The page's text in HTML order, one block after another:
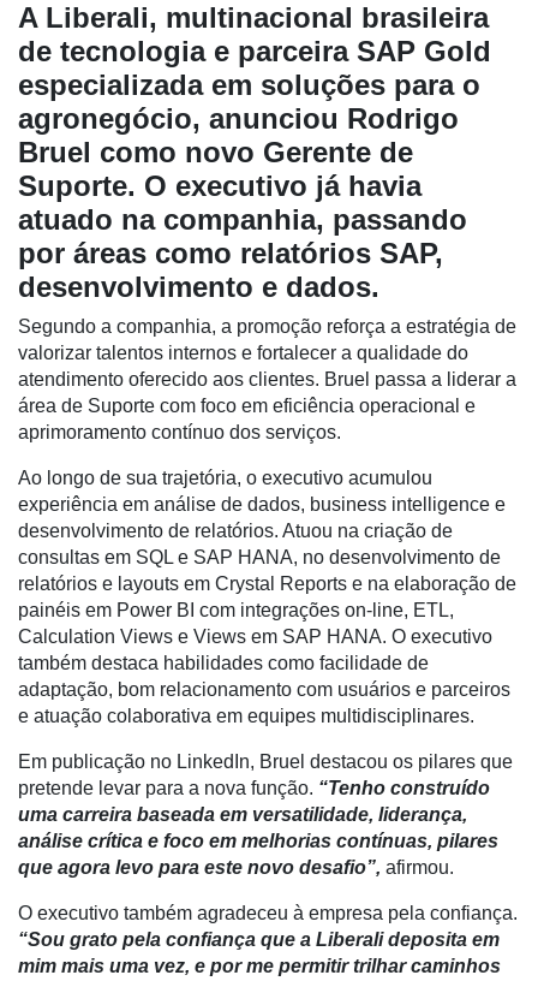
Cadastre-
se
Minha
conta
Notícias
Destaque
Mercado
Troca
de
Cadeira
Artigos
Agenda
Agricultura
de
Precisão
Automação
e
Robótica
Conectividade
Dados
e
Análise
A Liberali, multinacional brasileira
de tecnologia e parceira SAP Gold
especializada em soluções para o
agronegócio, anunciou Rodrigo
Bruel como novo Gerente de
Suporte. O executivo já havia
atuado na companhia, passando
por áreas como relatórios SAP,
desenvolvimento e dados.
Segundo a companhia, a promoção reforça a estratégia de
valorizar talentos internos e fortalecer a qualidade do
atendimento oferecido aos clientes. Bruel passa a liderar a
área de Suporte com foco em eficiência operacional e
aprimoramento contínuo dos serviços.
Ao longo de sua trajetória, o executivo acumulou
experiência em análise de dados, business intelligence e
desenvolvimento de relatórios. Atuou na criação de
consultas em SQL e SAP HANA, no desenvolvimento de
relatórios e layouts em Crystal Reports e na elaboração de
painéis em Power BI com integrações on-line, ETL,
Calculation Views e Views em SAP HANA. O executivo
também destaca habilidades como facilidade de
adaptação, bom relacionamento com usuários e parceiros
e atuação colaborativa em equipes multidisciplinares.
Em publicação no LinkedIn, Bruel destacou os pilares que
pretende levar para a nova função. “Tenho construído
uma carreira baseada em versatilidade, liderança,
análise crítica e foco em melhorias contínuas, pilares
que agora levo para este novo desafio”, afirmou.
O executivo também agradeceu à empresa pela confiança.
“Sou grato pela confiança que a Liberali deposita em
mim mais uma vez, e por me permitir trilhar caminhos